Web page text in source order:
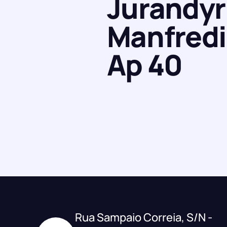
Ap 40
Rua Sampaio Correia, S/N -